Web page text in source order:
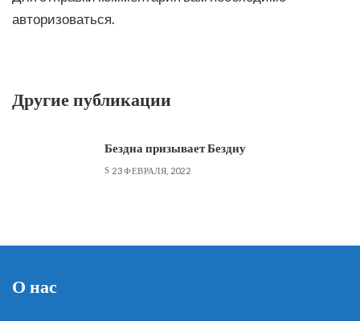
авторизоваться.
Другие публикации
Бездна призывает Бездну
23 ФЕВРАЛЯ, 2022
О нас